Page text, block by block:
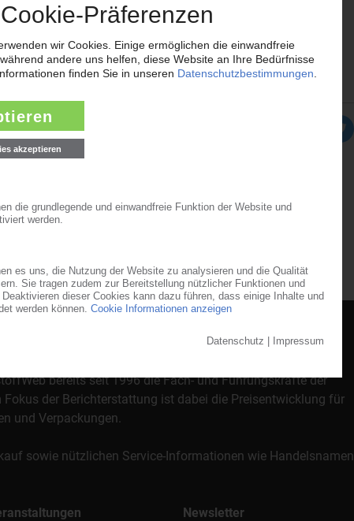
bereits seit 1996 die Fach- und Führungskräfte der
der Berichterstattung ist dabei die Preisentwicklung für
und Verpackungen.
sowie nützlichen Service-Informationen wie Handelsnamen
Newsletter